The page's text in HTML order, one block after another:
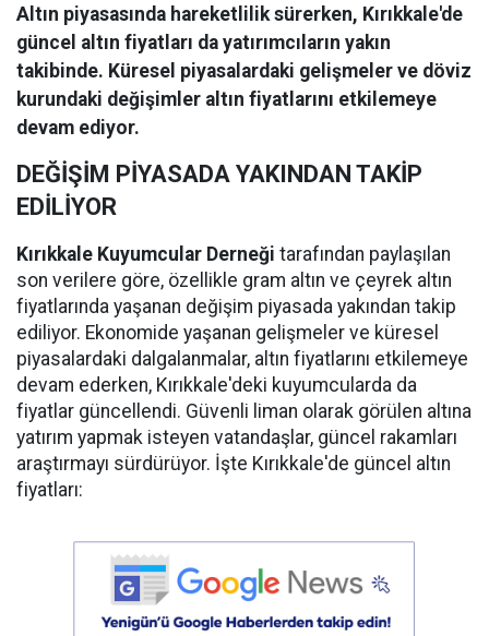
Altın piyasasında hareketlilik sürerken, Kırıkkale'de
güncel altın fiyatları da yatırımcıların yakın
takibinde. Küresel piyasalardaki gelişmeler ve döviz
kurundaki değişimler altın fiyatlarını etkilemeye
devam ediyor.
DEĞİŞİM PİYASADA YAKINDAN TAKİP
EDİLİYOR
Kırıkkale Kuyumcular Derneği tarafından paylaşılan
son verilere göre, özellikle gram altın ve çeyrek altın
fiyatlarında yaşanan değişim piyasada yakından takip
ediliyor. Ekonomide yaşanan gelişmeler ve küresel
piyasalardaki dalgalanmalar, altın fiyatlarını etkilemeye
devam ederken, Kırıkkale'deki kuyumcularda da
fiyatlar güncellendi. Güvenli liman olarak görülen altına
yatırım yapmak isteyen vatandaşlar, güncel rakamları
araştırmayı sürdürüyor. İşte Kırıkkale'de güncel altın
fiyatları: